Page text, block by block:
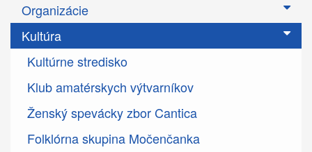
Organizácie
Kultúra
Kultúrne stredisko
Klub amatérskych výtvarníkov
Ženský spevácky zbor Cantica
Folklórna skupina Močenčanka